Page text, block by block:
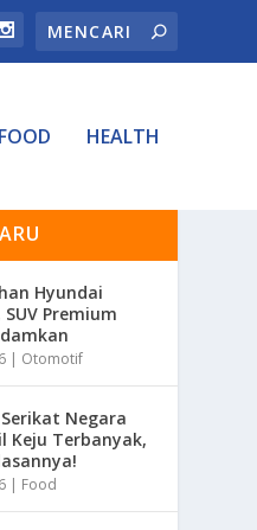
FOOD HEALTH
Hyundai
SUV Premium
| Otomotif
Negara
Keju Terbanyak,
| Food